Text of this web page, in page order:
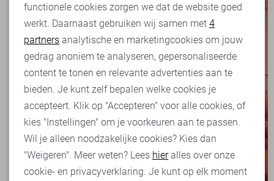
-50% -50%
Analytische cookies
Marketing cookies
functionele cookies zorgen we dat de website goed
werkt. Daarnaast gebruiken wij samen met 4
partners analytische en marketingcookies om jouw
gedrag anoniem te analyseren, gepersonaliseerde
content te tonen en relevante advertenties aan te
bieden. Je kunt zelf bepalen welke cookies je
accepteert. Klik op "Accepteren" voor alle cookies, of
kies "Instellingen" om je voorkeuren aan te passen.
Wil je alleen noodzakelijke cookies? Kies dan
"Weigeren". Meer weten? Lees hieralles over onze
cookie- en privacyverklaring. Je kunt op elk moment